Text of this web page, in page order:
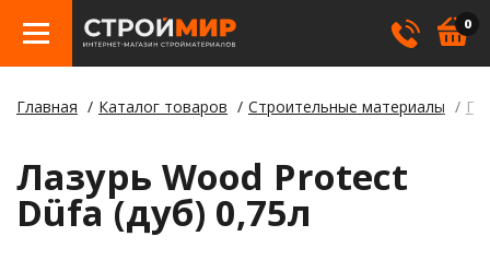
0
Главная Каталог товаров Строительные материалы
Лазурь Wood Protect
Düfa (дуб) 0,75л